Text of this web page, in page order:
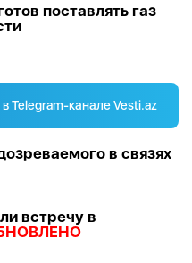
поставлять газ
Telegram-канале Vesti.az
в связях
встречу в